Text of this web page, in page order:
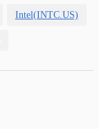
Intel(INTC.US)